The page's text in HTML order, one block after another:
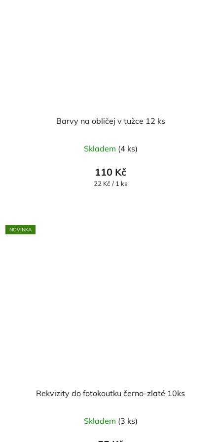
Barvy na obličej v tužce 12 ks
Skladem (4 ks)
110 Kč
Měrná
22 Kč / 1 ks
NOVINKA
Rekvizity do fotokoutku černo-zlaté 10ks
Skladem (3 ks)